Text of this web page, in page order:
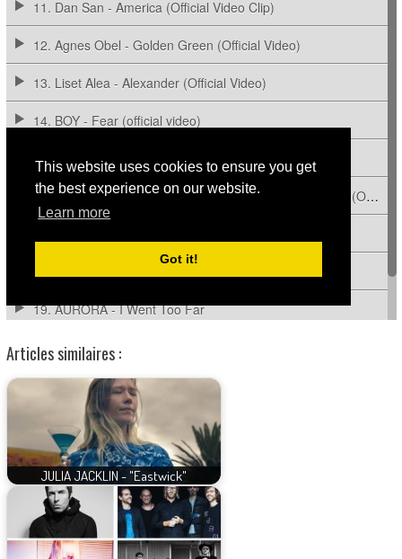
Articles similaires :
JULIA JACKLIN - "Eastwick"